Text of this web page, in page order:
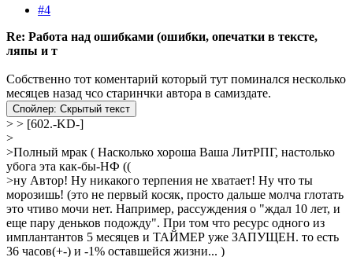
#4
Re: Работа над ошибками (ошибки, опечатки в тексте,
ляпы и т
Собственно тот коментарий который тут поминался несколько
месяцев назад чсо старинчки автора в самиздате.
Спойлер: Скрытый текст
> > [602.-KD-]
>
>Полный мрак ( Насколько хороша Ваша ЛитРПГ, настолько
убога эта как-бы-НФ ((
>ну Автор! Ну никакого терпения не хватает! Ну что ты
морозишь! (это не первый косяк, просто дальше молча глотать
это чтиво мочи нет. Например, рассуждения о "ждал 10 лет, и
еще пару деньков подожду". При том что ресурс одного из
имплантантов 5 месяцев и ТАЙМЕР уже ЗАПУЩЕН. то есть
36 часов(+-) и -1% оставшейся жизни... )